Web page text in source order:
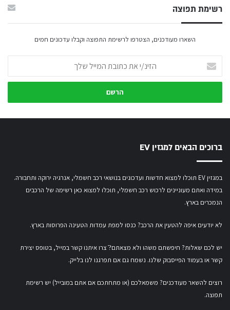
רשימת תפוצה
השארו מעודכנים, הצטרפו לרשימת התפוצה וקבלו עדכונים חמים
את
כתובת
שלך
ברוכים הבאים למגזין EV
במגזין EV תוכלו למצוא חדשות ועדכונים בנושאי רכב חשמלי, אנרגיה ירוקה ותחבורה.
במידה ואתם מעוניינים לרכוש רכב חשמלי, תוכלו למצוא כאן רשימה של הרכבים
הנמכרים בארץ.
לא יודעים איפה להטעין את הרכב? כנסו למפת עמדות הטעינה הפרוסות בארץ.
יש לכם שאלות? חיפשתם משהו ולא מצאתם?ֿ צרו איתנו קשר במייל, בטופס יצירת
קשראובעמוד הפייסבוק שלנו. נשמח גם אם תפרגנו לנו בלייק.
רוצים להשאר מעודכנים? משמאלכם (או מתחתכם אם אתם במובייל) יש רשימת
תפוצה.